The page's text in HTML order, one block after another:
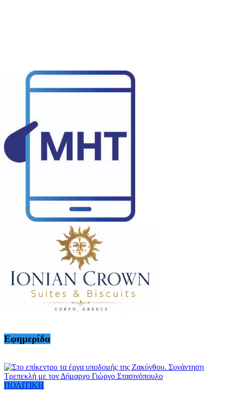
Εφημερίδα
ΠΟΛΙΤΙΚΗ